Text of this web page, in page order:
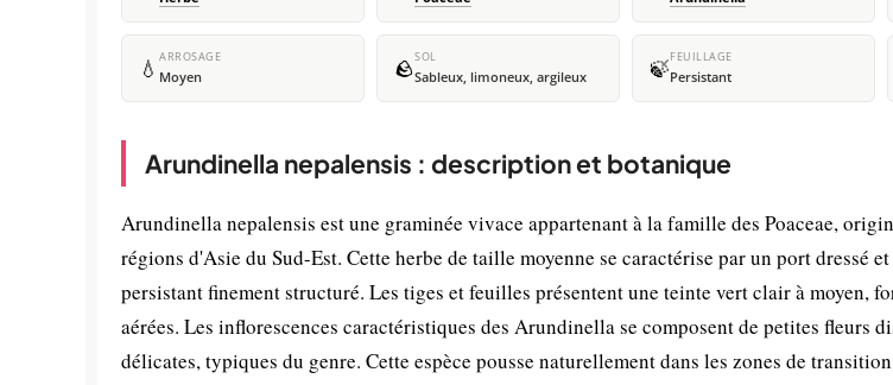
💧 ARROSAGE
Moyen 🪨SOL
Sableux, limoneux, argileux 🍃FEUILLAGE
Persistant
Arundinella nepalensis : description et botanique
Arundinella nepalensis est une graminée vivace appartenant à la famille des Poaceae,
régions d'Asie du Sud-Est. Cette herbe de taille moyenne se caractérise par un port dressé
persistant finement structuré. Les tiges et feuilles présentent une teinte vert clair à moyen,
aérées. Les inflorescences caractéristiques des Arundinella se composent de petites fleurs
délicates, typiques du genre. Cette espèce pousse naturellement dans les zones de